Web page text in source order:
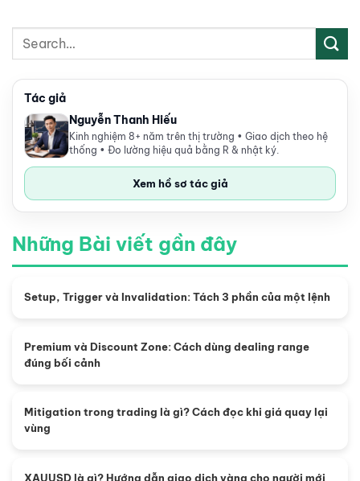
Tác giả
Nguyễn Thanh Hiếu
Kinh nghiệm 8+ năm trên thị trường • Giao dịch theo hệ
thống • Đo lường hiệu quả bằng R & nhật ký.
Xem hồ sơ tác giả
Những Bài viết gần đây
Setup, Trigger và Invalidation: Tách 3 phần của một lệnh
Premium và Discount Zone: Cách dùng dealing range
đúng bối cảnh
Mitigation trong trading là gì? Cách đọc khi giá quay lại
vùng
XAUUSD là gì? Hướng dẫn giao dịch vàng cho người mới